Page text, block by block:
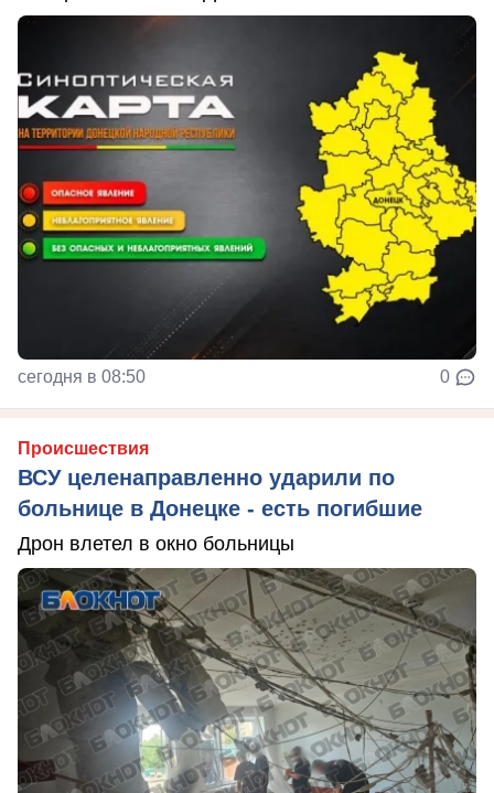
сегодня в 08:50 0
Происшествия
ВСУ целенаправленно ударили по
больнице в Донецке - есть погибшие
Дрон влетел в окно больницы